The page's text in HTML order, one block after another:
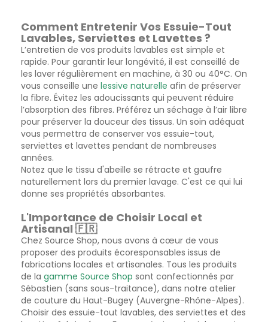
Comment Entretenir Vos Essuie-Tout
Lavables, Serviettes et Lavettes ?
L’entretien de vos produits lavables est simple et
rapide. Pour garantir leur longévité, il est conseillé de
les laver régulièrement en machine, à 30 ou 40°C. On
vous conseille une lessive naturelle afin de préserver
la fibre. Évitez les adoucissants qui peuvent réduire
l’absorption des fibres. Préférez un séchage à l’air libre
pour préserver la douceur des tissus. Un soin adéquat
vous permettra de conserver vos essuie-tout,
serviettes et lavettes pendant de nombreuses
années.
Notez que le tissu d'abeille se rétracte et gaufre
naturellement lors du premier lavage. C'est ce qui lui
donne ses propriétés absorbantes.
L'Importance de Choisir Local et
Artisanal 🇫🇷
Chez Source Shop, nous avons à cœur de vous
proposer des produits écoresponsables issus de
fabrications locales et artisanales. Tous les produits
de la gamme Source Shop sont confectionnés par
Sébastien (sans sous-traitance), dans notre atelier
de couture du Haut-Bugey (Auvergne-Rhône-Alpes).
Choisir des essuie-tout lavables, des serviettes et des